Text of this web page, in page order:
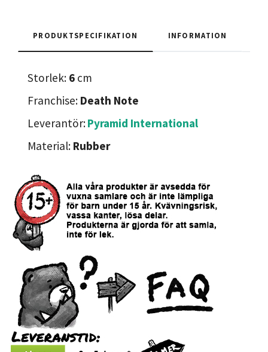
PRODUKTSPECIFIKATION INFORMATION
Storlek: 6 cm
Franchise: Death Note
Leverantör:Pyramid International
Material: Rubber